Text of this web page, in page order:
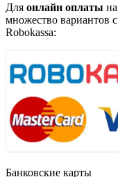
Для онлайн оплаты
множество вариантов
Robokassa:
Банковские карты